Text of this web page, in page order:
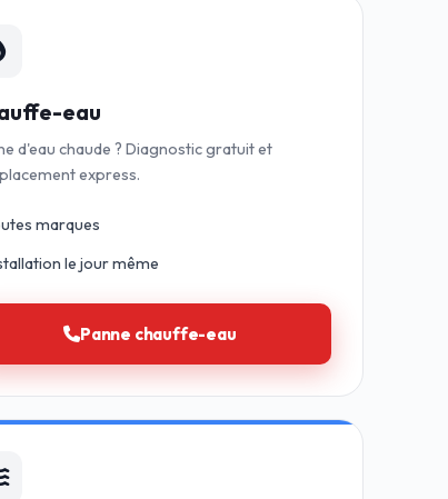
eau
d'eau chaude ? Diagnostic gratuit et
express.
marques
le jour même
Panne chauffe-eau